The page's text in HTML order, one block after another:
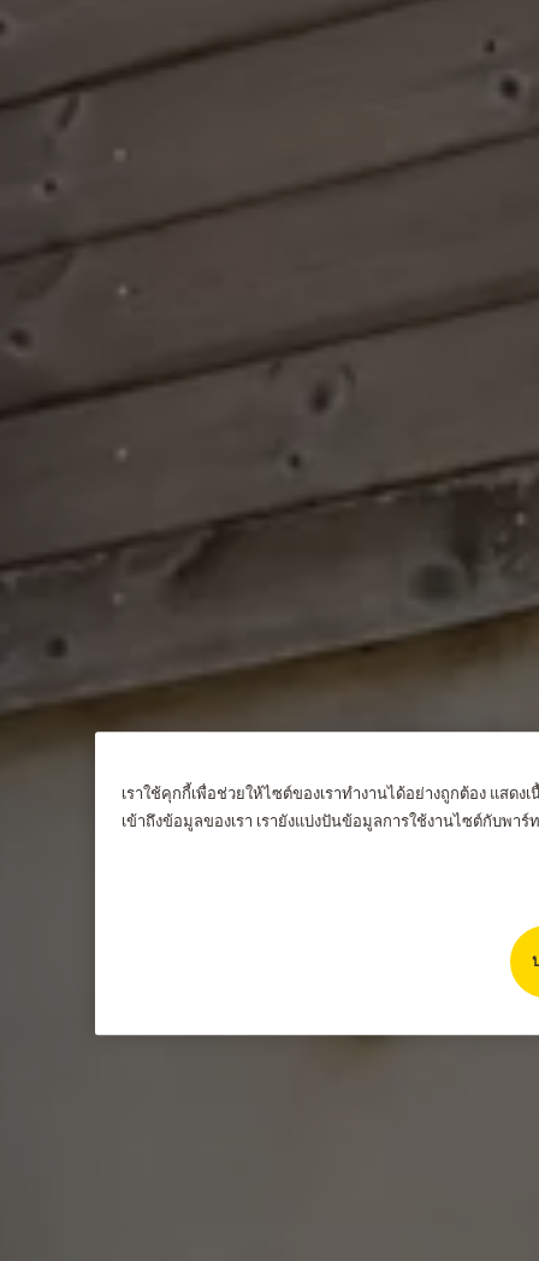
เราใช้คุกกี้เพื่อช่วยให้ไซต์ของเราทำงานได้อย่างถูกต้อง แส
เข้าถึงข้อมูลของเรา เรายังแบ่งปันข้อมูลการใช้งานไซต์กับพา